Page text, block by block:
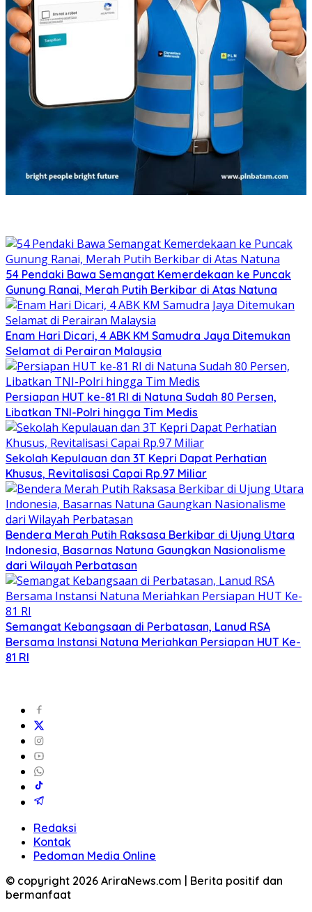
54 Pendaki Bawa Semangat Kemerdekaan ke Puncak
Gunung Ranai, Merah Putih Berkibar di Atas Natuna
Enam Hari Dicari, 4 ABK KM Samudra Jaya Ditemukan
Selamat di Perairan Malaysia
Persiapan HUT ke-81 RI di Natuna Sudah 80 Persen,
Libatkan TNI-Polri hingga Tim Medis
Sekolah Kepulauan dan 3T Kepri Dapat Perhatian
Khusus, Revitalisasi Capai Rp.97 Miliar
Bendera Merah Putih Raksasa Berkibar di Ujung Utara
Indonesia, Basarnas Natuna Gaungkan Nasionalisme
dari Wilayah Perbatasan
Semangat Kebangsaan di Perbatasan, Lanud RSA
Bersama Instansi Natuna Meriahkan Persiapan HUT Ke-
81 RI
Redaksi
Kontak
Pedoman Media Online
© copyright 2026 AriraNews.com | Berita positif dan
bermanfaat